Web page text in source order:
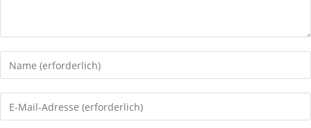
Gib
deinen
Namen
oder
Gib
deine